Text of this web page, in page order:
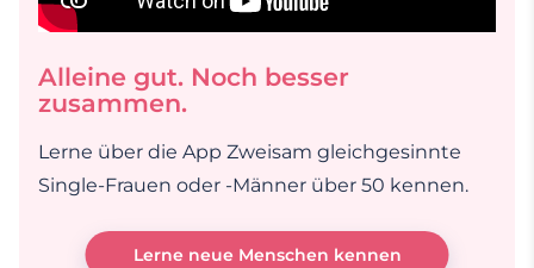
Alleine gut. Noch besser
zusammen.
Lerne über die App Zweisam gleichgesinnte
Single-Frauen oder -Männer über 50 kennen.
Lerne neue Menschen kennen